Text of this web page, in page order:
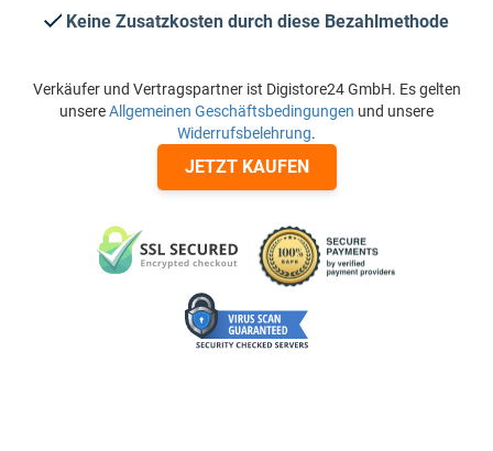
Keine Zusatzkosten durch diese Bezahlmethode
Verkäufer und Vertragspartner ist Digistore24 GmbH. Es gelten
unsereAllgemeinen Geschäftsbedingungen und unsere
Widerrufsbelehrung.
JETZT KAUFEN